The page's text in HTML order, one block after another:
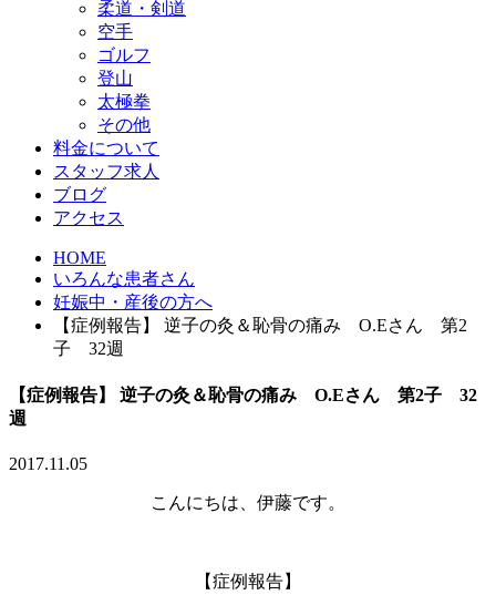
柔道・剣道
空手
ゴルフ
登山
太極拳
その他
料金について
スタッフ求人
ブログ
アクセス
HOME
いろんな患者さん
妊娠中・産後の方へ
【症例報告】 逆子の灸＆恥骨の痛み O.Eさん 第2
子 32週
【症例報告】 逆子の灸＆恥骨の痛み O.Eさん 第2子 32
週
2017.11.05
こんにちは、伊藤です。
【症例報告】